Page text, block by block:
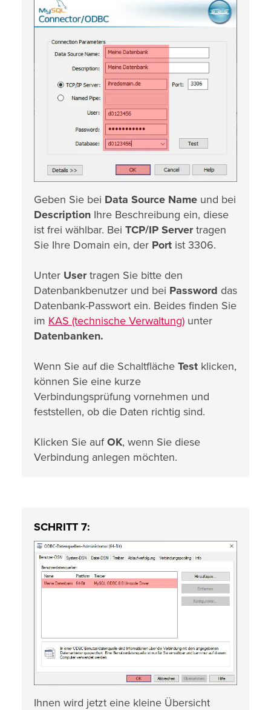
Geben Sie bei Data Source Name und bei
Description Ihre Beschreibung ein, diese
ist frei wählbar. Bei TCP/IP Servertragen
Sie Ihre Domain ein, der Port ist 3306.
Unter Usertragen Sie bitte den
Datenbankbenutzer und bei Password das
Datenbank-Passwort ein. Beides finden Sie
im KAS (technische Verwaltung) unter
Datenbanken.
Wenn Sie auf die Schaltfläche Test klicken,
können Sie eine kurze
Verbindungsprüfung vornehmen und
feststellen, ob die Daten richtig sind.
Klicken Sie aufOK, wenn Sie diese
Verbindung anlegen möchten.
SCHRITT 7:
Ihnen wird jetzt eine kleine Übersicht